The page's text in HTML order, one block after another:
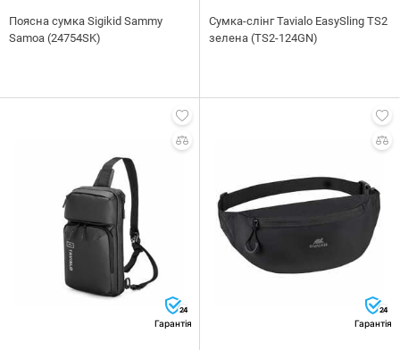
Поясна сумка Sigikid Sammy
Samoa (24754SK)
Сумка-слінг Tavialo EasySling TS2
зелена (TS2-124GN)
24
Гарантія
24
Гарантія